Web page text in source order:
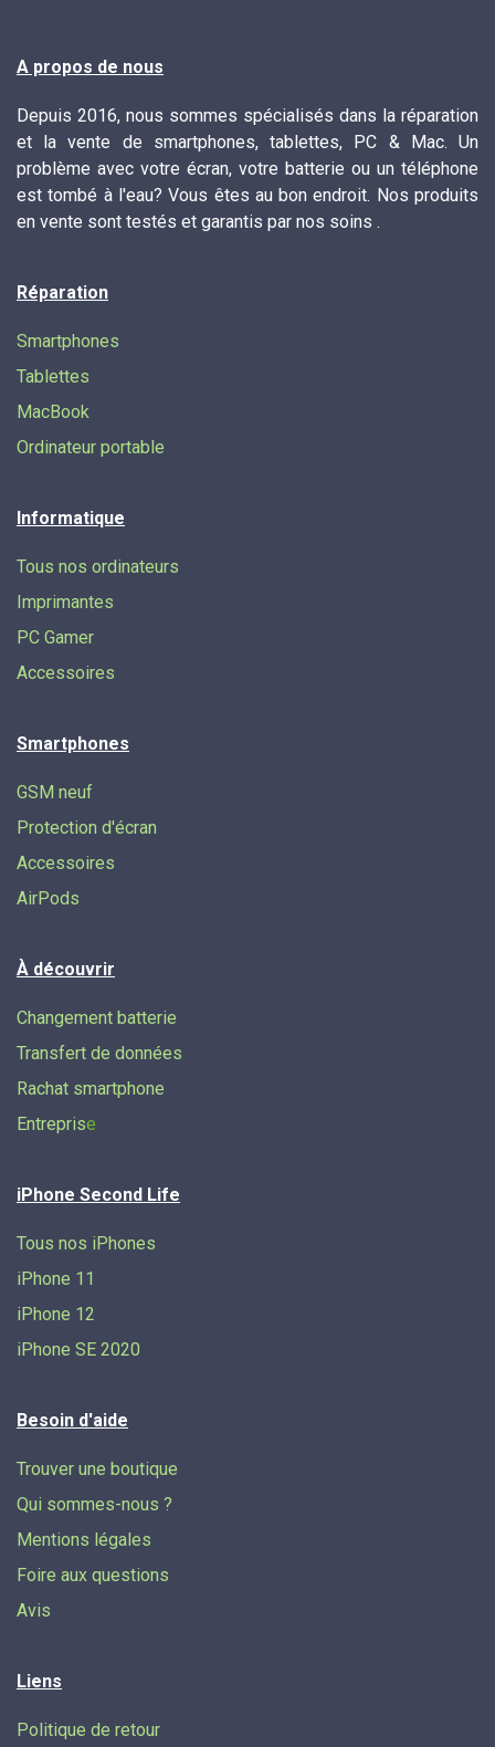
A propos de nous
Depuis 2016, nous sommes spécialisés dans la réparation
et la vente de smartphones, tablettes, PC & Mac. Un
problème avec votre écran, votre batterie ou un téléphone
est tombé à l'eau? Vous êtes au bon endroit. Nos produits
en vente sont testés et garantis par nos soins .
Réparation
Smartphones
Tablettes
MacBook
Ordinateur portable
Informatique
Tous nos ordinateurs
Imprimantes
PC Gamer
Accessoires
Smartphones
GSM neuf
Protection d'écran
Accessoires
AirPods
À découvrir
Changement batterie
Transfert de données​
Rachat smartphone
Entreprise
iPhone Second Life
Tous nos iPhones
iPhone 11
iPhone 12
iPhone SE 2020
Besoin d'aide
Trouver une boutique
Qui sommes-nous ?
Mentions légales
Foire aux questions
Avis
Liens
Politique de retour